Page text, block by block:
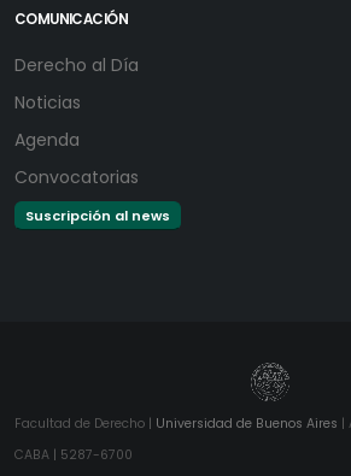
COMUNICACIÓN
Derecho al Día
Noticias
Agenda
Convocatorias
Suscripción al news
Facultad de Derecho | Universidad de Buenos Aires |
CABA | 5287-6700